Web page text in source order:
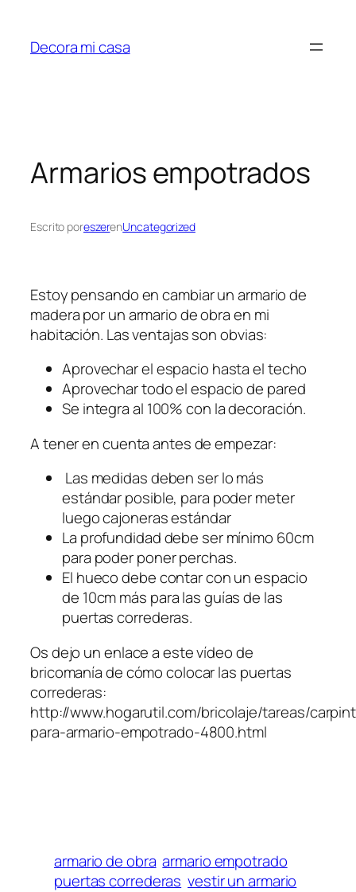
contenido
Decora mi casa
Armarios empotrados
Escrito poreszerenUncategorized
Estoy pensando en cambiar un armario de
madera por un armario de obra en mi
habitación. Las ventajas son obvias:
Aprovechar el espacio hasta el techo
Aprovechar todo el espacio de pared
Se integra al 100% con la decoración.
A tener en cuenta antes de empezar:
Las medidas deben ser lo más
estándar posible, para poder meter
luego cajoneras estándar
La profundidad debe ser mínimo 60cm
para poder poner perchas.
El hueco debe contar con un espacio
de 10cm más para las guías de las
puertas correderas.
Os dejo un enlace a este vídeo de
bricomanía de cómo colocar las puertas
correderas:
http://www.hogarutil.com/bricolaje/tareas/
para-armario-empotrado-4800.html
armario de obra armario empotrado
puertas correderas vestir un armario